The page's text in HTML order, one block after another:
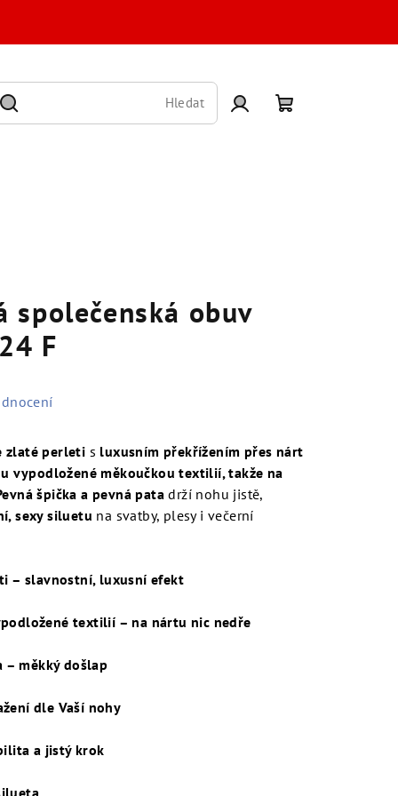
Hledat
společenská obuv
F
zlaté perleti s luxusním překřížením přes nárt
vypodložené měkoučkou textilií, takže na
špička a pevná patadrží nohu jistě,
sexy siluetu na svatby, plesy i večerní
– slavnostní, luxusní efekt
textilií – na nártu nic nedře
– měkký došlap
dle Vaší nohy
a jistý krok